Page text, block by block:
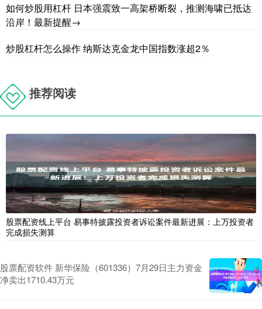
如何炒股用杠杆 日本强震致一高架桥断裂，推测海啸已抵达
沿岸！最新提醒→
炒股杠杆怎么操作 纳斯达克金龙中国指数涨超2％
推荐阅读
股票配资线上平台 易事特披露投资者诉讼案件最新进展：上万投资者
完成损失测算
股票配资软件 新华保险（601336）7月29日主力资金
净卖出1710.43万元